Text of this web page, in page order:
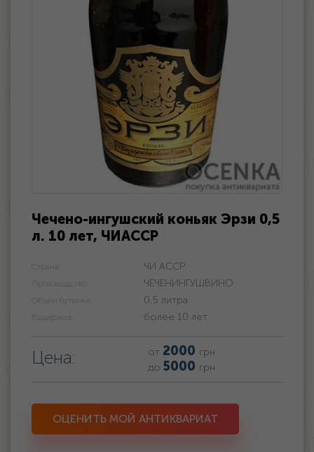
Чечено-ингушский коньяк Эрзи 0,5
л. 10 лет, ЧИАССР
Страна: ЧИ АССР
Производство: ЧЕЧЕНИНГУШВИНО
Объем бутылки: 0,5 литра
Выдержка: более 10 лет
Цена: от 2000 грн
до 5000 грн
ОЦЕНИТЬ МОЙ АНТИКВАРИАТ